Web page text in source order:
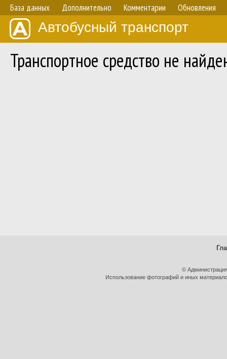
База данных Дополнительно Комментарии Обновления
Автобусный транспорт
Транспортное средство не
©
Использование фотографий и иных